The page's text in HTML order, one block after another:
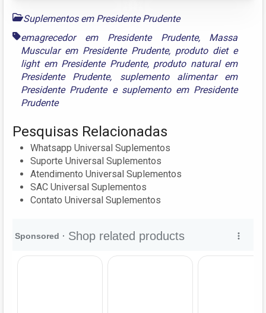
Suplementos em Presidente Prudente
emagrecedor em Presidente Prudente, Massa
Muscular em Presidente Prudente, produto diet e
light em Presidente Prudente, produto natural em
Presidente Prudente, suplemento alimentar em
Presidente Prudentee suplemento em Presidente
Prudente
Pesquisas Relacionadas
Whatsapp Universal Suplementos
Suporte Universal Suplementos
Atendimento Universal Suplementos
SAC Universal Suplementos
Contato Universal Suplementos